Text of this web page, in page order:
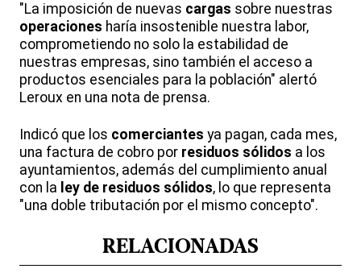
"La imposición de nuevas cargas sobre nuestras
operaciones haría insostenible nuestra labor,
comprometiendo no solo la estabilidad de
nuestras empresas, sino también el acceso a
productos esenciales para la población" alertó
Leroux en una nota de prensa.
Indicó que los comerciantes ya pagan, cada mes,
una factura de cobro por residuos sólidos a los
ayuntamientos, además del cumplimiento anual
con la ley de residuos sólidos, lo que representa
"una doble tributación por el mismo concepto".
RELACIONADAS